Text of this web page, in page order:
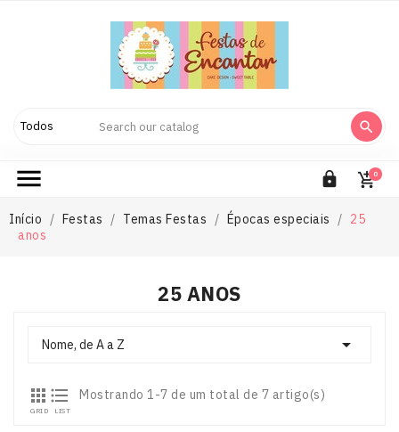

  0
Início Festas Temas Festas Épocas especiais
25
anos
25 ANOS
Nome, de A a Z 

GRID

LIST
Mostrando 1-7 de um total de 7 artigo(s)